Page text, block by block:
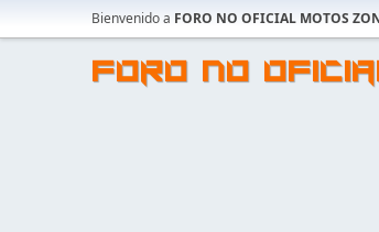
Bienvenido a FORO NO OFICIAL MOTOS
FORO NO